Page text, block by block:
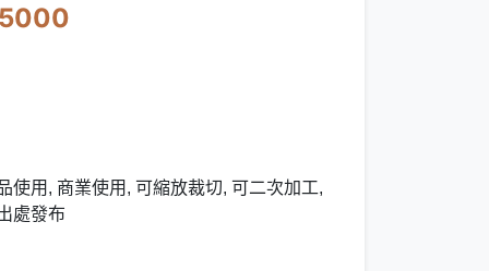
使用, 商業使用, 可縮放裁切, 可二次加工,
處發布